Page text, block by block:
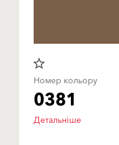
star_border
Номер кольору
0381
Детальніше